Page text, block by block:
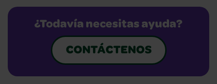
¿Todavía necesitas ayuda?
CONTÁCTENOS